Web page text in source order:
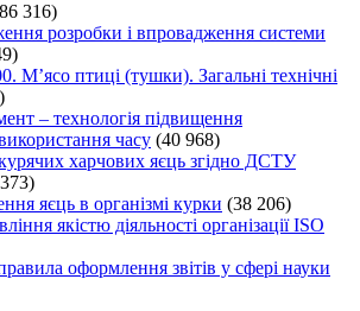
316)
розробки і впровадження системи
М’ясо птиці (тушки). Загальні технічні
– технологія підвищення
часу (40 968)
харчових яєць згідно ДСТУ
яєць в організмі курки (38 206)
якістю діяльності організації ISO
оформлення звітів у сфері науки